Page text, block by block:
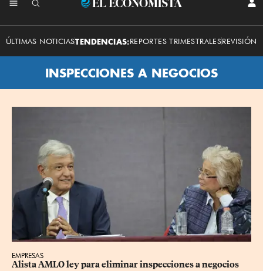
El
Economista
ÚLTIMAS NOTICIASTENDENCIAS:REPORTES TRIMESTRALESREVISIÓN
INSPECCIONES A NEGOCIOS
EMPRESAS
Alista AMLO ley para eliminar inspecciones a negocios